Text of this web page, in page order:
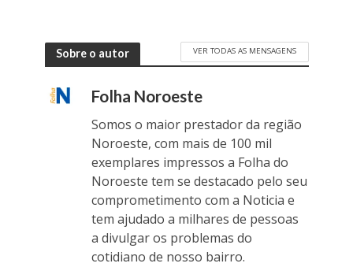
Sobre o autor VER TODAS AS MENSAGENS
Folha Noroeste
Somos o maior prestador da região
Noroeste, com mais de 100 mil
exemplares impressos a Folha do
Noroeste tem se destacado pelo seu
comprometimento com a Noticia e
tem ajudado a milhares de pessoas
a divulgar os problemas do
cotidiano de nosso bairro.